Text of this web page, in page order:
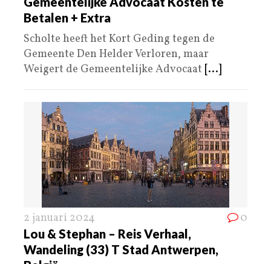
Betalen + Extra
Scholte heeft het Kort Geding tegen de
Gemeente Den Helder Verloren, maar
Weigert de Gemeentelijke Advocaat [...]
2 januari 2024 0
Lou & Stephan – Reis Verhaal,
Wandeling (33) T Stad Antwerpen,